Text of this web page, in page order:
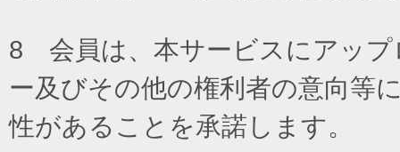
8 会員は、本サービスにアップ
ー及びその他の権利者の意向等
性があることを承諾します。